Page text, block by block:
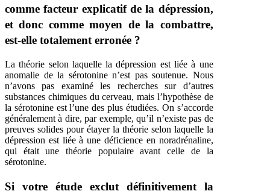
comme facteur explicatif de la dépression,
et donc comme moyen de la combattre,
est-elle totalement erronée ?
La théorie selon laquelle la dépression est liée à une
anomalie de la sérotonine n’est pas soutenue. Nous
n’avons pas examiné les recherches sur d’autres
substances chimiques du cerveau, mais l’hypothèse de
la sérotonine est l’une des plus étudiées. On s’accorde
généralement à dire, par exemple, qu’il n’existe pas de
preuves solides pour étayer la théorie selon laquelle la
dépression est liée à une déficience en noradrénaline,
qui était une théorie populaire avant celle de la
sérotonine.
Si votre étude exclut définitivement la